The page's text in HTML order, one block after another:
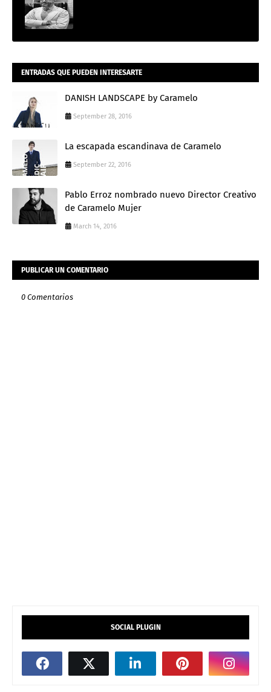
ENTRADAS QUE PUEDEN INTERESARTE
DANISH LANDSCAPE by Caramelo
September 28, 2016
La escapada escandinava de Caramelo
September 22, 2016
Pablo Erroz nombrado nuevo Director Creativo
de Caramelo Mujer
March 14, 2016
PUBLICAR UN COMENTARIO
0 Comentarios
SOCIAL PLUGIN